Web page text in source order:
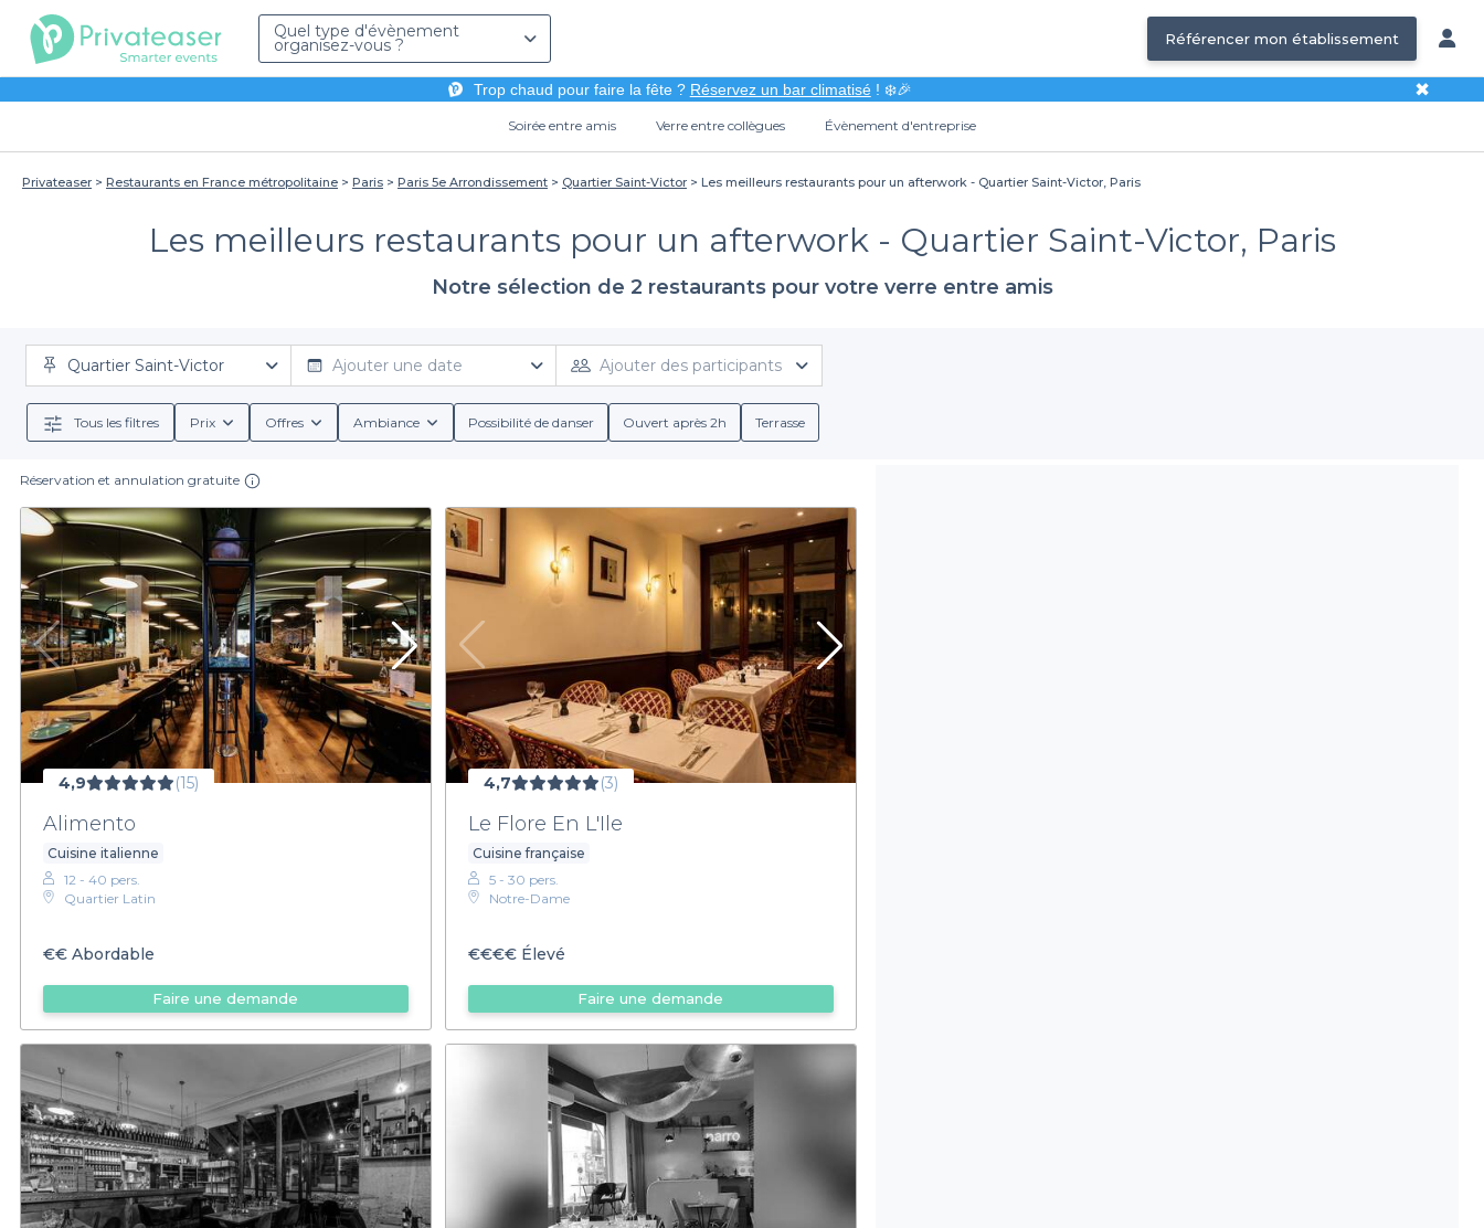
Quel type d'évènement
organisez-vous ? Référencer mon établissement
Trop chaud pour faire la fête ? Réservez un bar climatisé! ❄️🎉 ✖
Soirée entre amis Verre entre collègues Évènement d'entreprise
Privateaser Restaurants en France métropolitaine Paris Paris 5e Arrondissement Quartier Saint-Victor Les meilleurs restaurants pour un afterwork - Quartier Saint-Victor, Paris
Les meilleurs restaurants pour un afterwork - Quartier Saint-Victor, Paris
Notre sélection de 2 restaurants pour votre verre entre amis
Quartier Saint-Victor Ajouter une date Ajouter des participants
Tous les filtres Prix Offres Ambiance Possibilité de danser Ouvert après 2h Terrasse
Réservation et annulation gratuite
4,9 (15)
Alimento
Cuisine italienne
12 - 40 pers.
Quartier Latin
€€ Abordable
Faire une demande
4,7 (3)
Le Flore En L'Ile
Cuisine française
5 - 30 pers.
Notre-Dame
€€€€Élevé
Faire une demande